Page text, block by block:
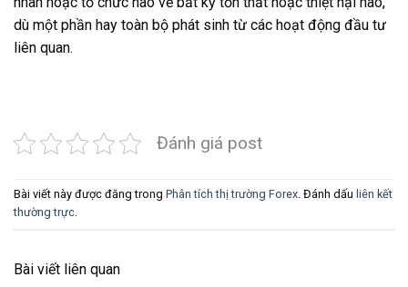
dù một phần hay toàn bộ phát sinh từ các hoạt động đầu tư
liên quan.
Đánh giá post
Bài viết này được đăng trong Phân tích thị trường Forex . Đánh dấu liên kết
thường trực
Bài viết liên quan